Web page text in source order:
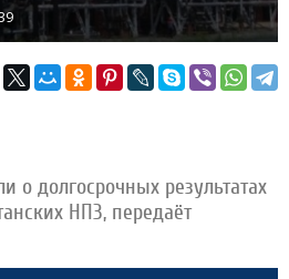
о долгосрочных результатах
НПЗ, передаёт